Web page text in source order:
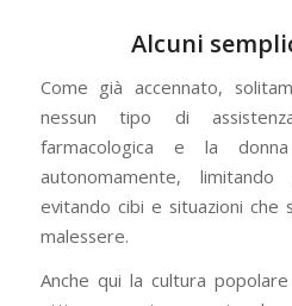
Alcuni
Come già accennato,
nessun tipo di
farmacologica e la
autonomamente,
evitando cibi e situazioni che
malessere.
Anche qui la cultura